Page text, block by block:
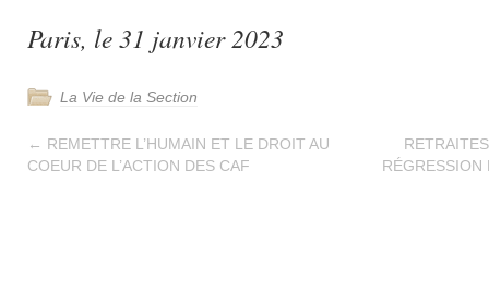
Paris, le 31 janvier 2023
La Vie de la Section
← REMETTRE L’HUMAIN ET LE DROIT AU
COEUR DE L’ACTION DES CAF
RÉGRESSION